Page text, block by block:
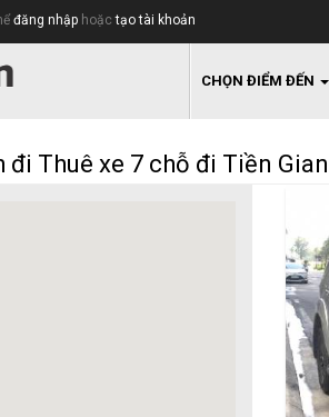
đăng nhập hoặctạo tài khoản
CHỌN ĐIỂM ĐẾN
đi Thuê xe 7 chỗ đi Tiền